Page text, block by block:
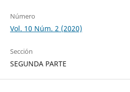
Número
Vol. 10 Núm. 2 (2020)
Sección
SEGUNDA PARTE